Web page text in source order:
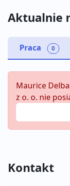
Aktualnie
Praca 0
Maurice
z o. o. nie
Kontakt